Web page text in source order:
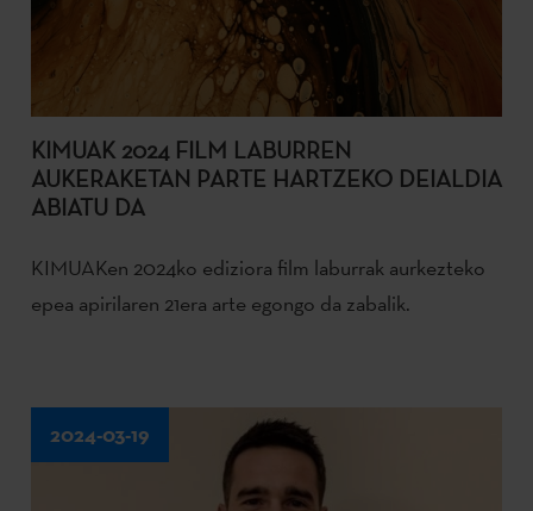
KIMUAK 2024 FILM LABURREN
AUKERAKETAN PARTE HARTZEKO DEIALDIA
ABIATU DA
KIMUAKen 2024ko ediziora film laburrak aurkezteko
epea apirilaren 21era arte egongo da zabalik.
2024-03-19